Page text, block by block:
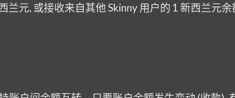
兰元, 或接收来自其他 Skinny 用户的 1 新西兰元余